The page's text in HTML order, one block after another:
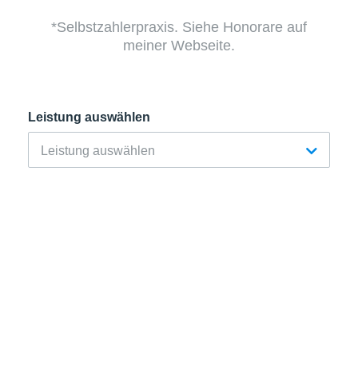
*Selbstzahlerpraxis. Siehe Honorare auf
meiner Webseite.
Leistung auswählen